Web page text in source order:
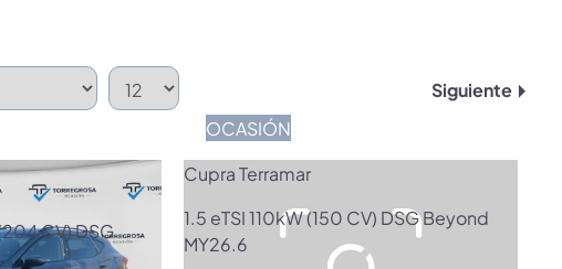
Siguiente
CV) DSG
OCASIÓN
Cupra Terramar
1.5 eTSI 110kW (150 CV) DSG Beyond
MY26.6